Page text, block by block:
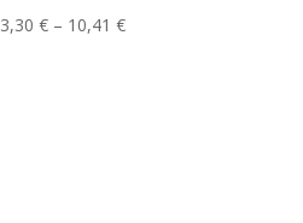
3,30€ – 10,41€